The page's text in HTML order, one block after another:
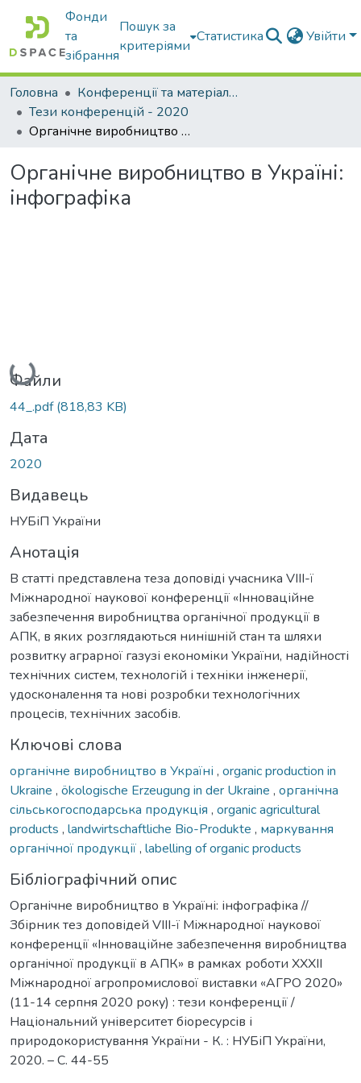
Фонди
та
зібрання
Пошук за
критеріями
Статистика Увійти
Головна
Конференції та матеріали конференцій
Тези конференцій - 2020
Органічне виробництво в Україні: інфографіка
Органічне виробництво в Україні:
інфографіка
Вантажиться...
Файли
44_.pdf(818,83 KB)
Дата
2020
Видавець
НУБіП України
Анотація
В статті представлена теза доповіді учасника VIІІ-ї
Міжнародної наукової конференції «Інноваційне
забезпечення виробництва органічної продукції в
АПК, в яких розглядаються нинішній стан та шляхи
розвитку аграрної газузі економіки України, надійності
технічних систем, технологій і техніки інженерії,
удосконалення та нові розробки технологічних
процесів, технічних засобів.
Ключові слова
органічне виробництво в Україні , organic production in
Ukraine , ökologische Erzeugung in der Ukraine , органічна
сільськогосподарська продукція , organic agricultural
products , landwirtschaftliche Bio-Produkte , маркування
органічної продукції, labelling of organic products
Бібліографічний опис
Органічне виробництво в Україні: інфографіка //
Збірник тез доповідей VIII-ї Міжнародної наукової
конференції «Інноваційне забезпечення виробництва
органічної продукції в АПК» в рамках роботи XXXII
Міжнародної агропромислової виставки «АГРО 2020»
(11-14 серпня 2020 року) : тези конференції /
Національний університет біоресурсів і
природокористування України - К. : НУБіП України,
2020. – C. 44-55